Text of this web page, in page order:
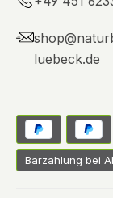
luebeck.de
Barzahlung bei